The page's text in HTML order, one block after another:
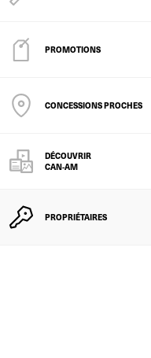
PROMOTIONS
CONCESSIONS PROCHES
DÉCOUVRIR
CAN-AM
PROPRIÉTAIRES
Que vous utilisiez
pour les loisirs ou
parfois des
pour le plaisir,